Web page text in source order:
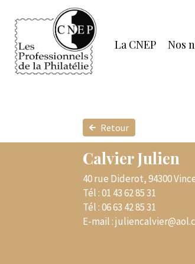
La CNEP Nos
Retour
Calvier Julien
40 rue Diderot, 94300
Tél :01 43 62 85 31
Tél :06 63 42 85 31
E-mail :